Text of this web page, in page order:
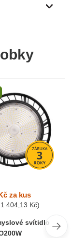
za kus
1 404,13 Kč)
svítidlo